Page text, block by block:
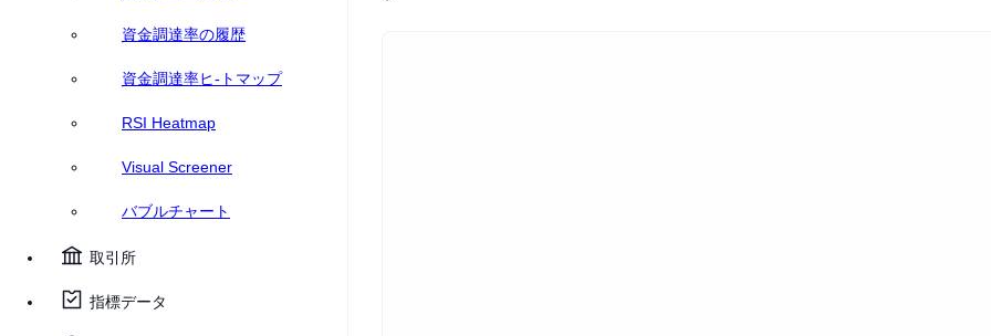
資金調達率の履歴
資金調達率ヒ-トマップ
RSI Heatmap
Visual Screener
バブルチャート
取引所
指標データ